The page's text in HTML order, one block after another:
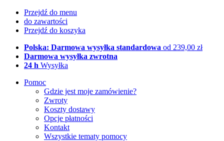
Przejdź do menu
do zawartości
Przejdź do koszyka
Polska: Darmowa wysyłka standardowa od 239,00 zł
Darmowa wysyłka zwrotna
24 h Wysyłka
Pomoc
Gdzie jest moje zamówienie?
Zwroty
Koszty dostawy
Opcje płatności
Kontakt
Wszystkie tematy pomocy